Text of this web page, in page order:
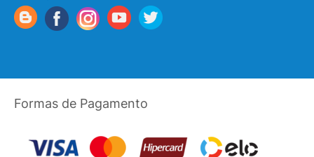
Formas de Pagamento